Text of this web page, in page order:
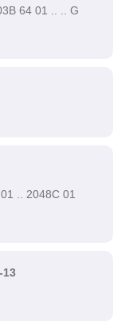
64 01 .. .. G
.. 2048C 01
13